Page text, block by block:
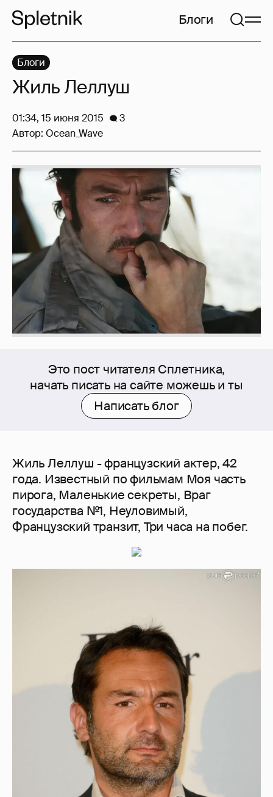
Блоги
Это пост читателя Сплетника,
начать писать на сайте можешь и ты
Написать блог
Жиль Леллуш - французский актер, 42
года. Известный по фильмам Моя часть
пирога, Маленькие секреты, Враг
государства №1, Неуловимый,
Французский транзит, Три часа на побег.
Блоги
Жиль Леллуш
01:34, 15 июня 2015
3
Автор: Ocean_Wave